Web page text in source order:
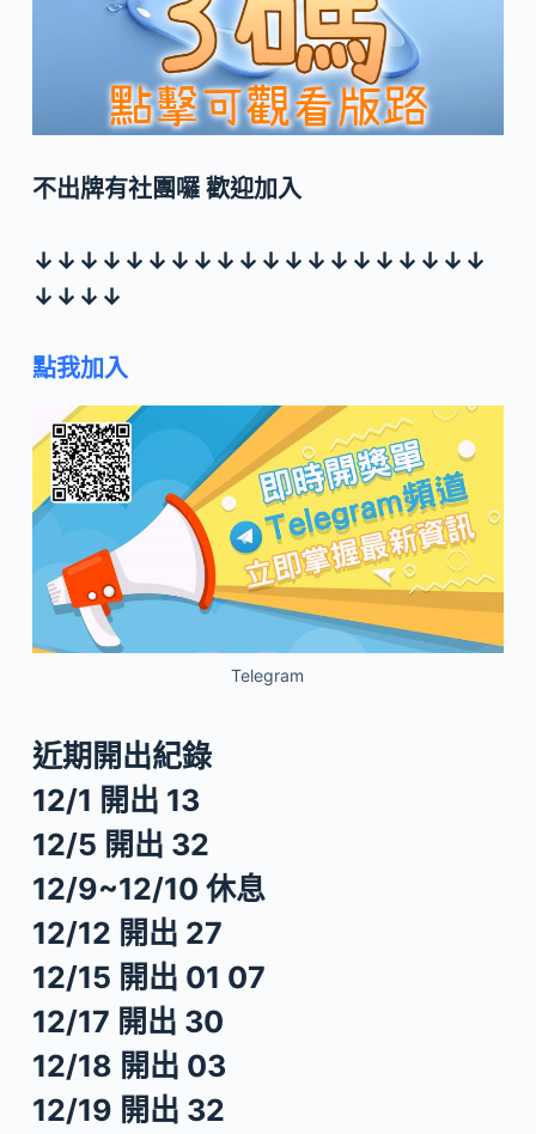
不出牌有社團囉 歡迎加入
↓↓↓↓↓↓↓↓↓↓↓↓↓↓↓↓↓↓↓↓
↓↓↓↓
點我加入
Telegram
近期開出紀錄
12/1 開出 13
12/5 開出 32
12/9~12/10 休息
12/12 開出 27
12/15 開出 01 07
12/17 開出 30
12/18 開出 03
12/19 開出 32